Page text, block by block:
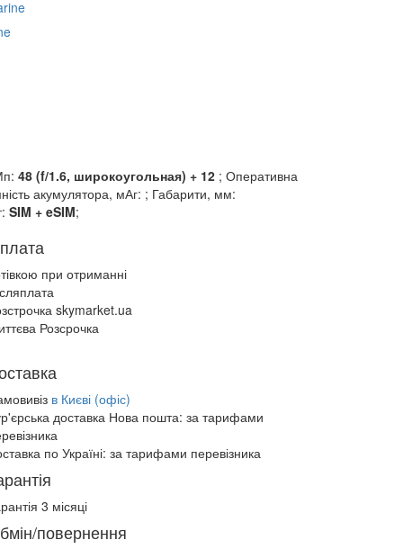
48 (f/1.6, широкоугольная) + 12 ; Оперативна
акумулятора, мАг: ; Габарити, мм:
SIM + eSIM;
при отриманні
skymarket.ua
Розсрочка
в Києві (офіс)
доставка Нова пошта: за тарифами
по Україні: за тарифами перевізника
3 місяці
повернення